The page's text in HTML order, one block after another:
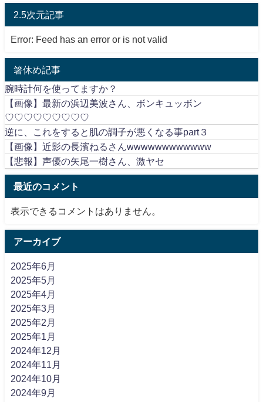
2.5次元記事
Error: Feed has an error or is not valid
箸休め記事
腕時計何を使ってますか？
【画像】最新の浜辺美波さん、ボンキュッボン
♡♡♡♡♡♡♡♡♡
逆に、これをすると肌の調子が悪くなる事part３
【画像】近影の長濱ねるさんwwwwwwwwwwww
【悲報】声優の矢尾一樹さん、激ヤセ
最近のコメント
表示できるコメントはありません。
アーカイブ
2025年6月
2025年5月
2025年4月
2025年3月
2025年2月
2025年1月
2024年12月
2024年11月
2024年10月
2024年9月